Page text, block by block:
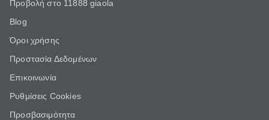
Προβολή στο 11888 giaola
Blog
Όροι χρήσης
Προστασία Δεδομένων
Επικοινωνία
Ρυθμίσεις Cookies
Προσβασιμότητα